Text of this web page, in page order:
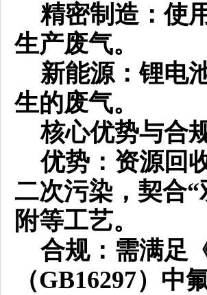
精密制造：使
生产废气。
新能源：锂电
生的废气。
核心优势与合
优势：资源回
二次污染，契合
附等工艺。
合规：需满足
（GB16297）中